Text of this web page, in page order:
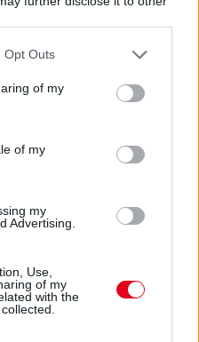
uses one or more Google
behaviour. You may click to
and its third-party tags to
purposes in below Google
Opt Outs
of my
of my
my
Advertising.
Use,
of my
with the
is működött például a
csomag, ám Laurent
hátralévő részében már
részben azért, mert a
es autó munkálatai között
egyensúlyozunk az idei és
hogy ez hamarabb meg fog
a szabályzat fényében
mostanáig, hogy próbáljuk
amivel eleinte rendelkeztünk.
mi a legjobb módja annak,
tizedmásodpercet.”